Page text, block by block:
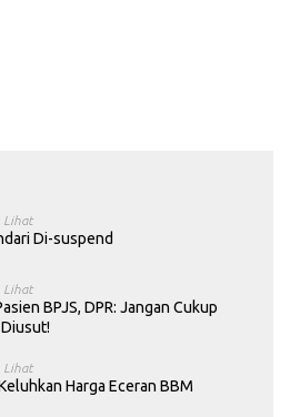
Lihat
Di-suspend
Lihat
BPJS, DPR: Jangan Cukup
Lihat
Harga Eceran BBM